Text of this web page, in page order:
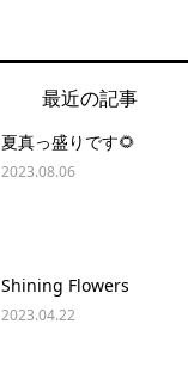
最近の記事
夏真っ盛りです🌻
2023.08.06
Shining Flowers
2023.04.22